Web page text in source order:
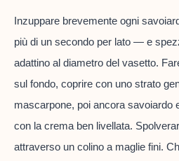
Inzuppare brevemente ogni
più di un secondo per lato — e
adattino al diametro del vasetto.
sul fondo, coprire con uno strato
mascarpone, poi ancora savoiardo
con la crema ben livellata.
attraverso un colino a maglie fini.